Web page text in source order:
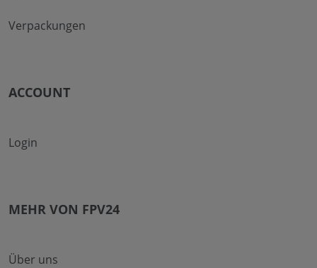
Verpackungen
ACCOUNT
Login
MEHR VON FPV24
Über uns